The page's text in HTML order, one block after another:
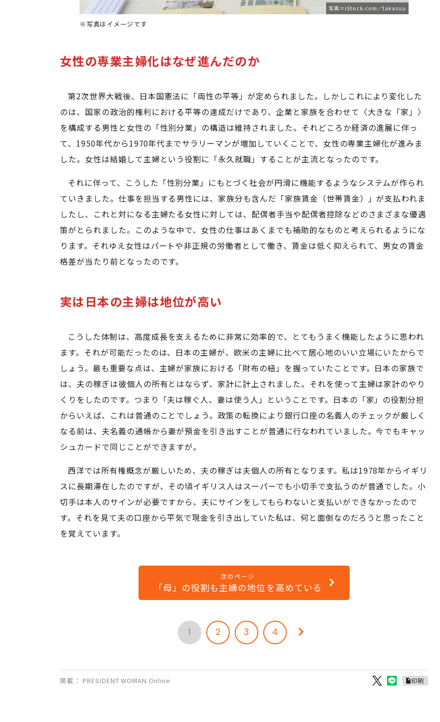
写真＝iStock.com／takasuu
※写真はイメージです
女性の専業主婦化はなぜ進んだのか
第2次世界大戦後、日本国憲法に「両性の平等」が定められました。しかしこれにより変化した
のは、国家の政治的権利における平等の達成だけであり、企業と家族を合わせて〈大きな「家」〉
を構成する男性と女性の「性別分業」の構造は維持されました。それどころか経済の進展に伴っ
て、1950年代から1970年代までサラリーマンが増加していくことで、女性の専業主婦化が進みま
した。女性は結婚して主婦という役割に「永久就職」することが主流となったのです。
それに伴って、こうした「性別分業」にもとづく社会が円滑に機能するようなシステムが作られ
ていきました。仕事を担当する男性には、家族分も含んだ「家族賃金（世帯賃金）」が支払われま
したし、これと対になる主婦たる女性に対しては、配偶者手当や配偶者控除などのさまざまな優遇
策がとられました。このような中で、女性の仕事はあくまでも補助的なものと考えられるようにな
ります。それゆえ女性はパートや非正規の労働者として働き、賃金は低く抑えられて、男女の賃金
格差が当たり前となったのです。
実は日本の主婦は地位が高い
こうした体制は、高度成長を支えるために非常に効率的で、とてもうまく機能したように思われ
ます。それが可能だったのは、日本の主婦が、欧米の主婦に比べて居心地のいい立場にいたからで
しょう。最も重要な点は、主婦が家族における「財布の紐」を握っていたことです。日本の家族で
は、夫の稼ぎは彼個人の所有とはならず、家計に計上されました。それを使って主婦は家計のやり
くりをしたのです。つまり「夫は稼ぐ人、妻は使う人」ということです。日本の「家」の役割分担
からいえば、これは普通のことでしょう。政策の転換により銀行口座の名義人のチェックが厳しく
なる前は、夫名義の通帳から妻が預金を引き出すことが普通に行なわれていました。今でもキャッ
シュカードで同じことができますが。
西洋では所有権概念が厳しいため、夫の稼ぎは夫個人の所有となります。私は1978年からイギリ
スに長期滞在したのですが、その頃イギリス人はスーパーでも小切手で支払うのが普通でした。小
切手は本人のサインが必要ですから、夫にサインをしてもらわないと支払いができなかったので
す。それを見て夫の口座から平気で現金を引き出していた私は、何と面倒なのだろうと思ったこと
を覚えています。
次のページ
「母」の役割も主婦の地位を高めている
1 2 3 4
掲載： PRESIDENT WOMAN Online 印刷